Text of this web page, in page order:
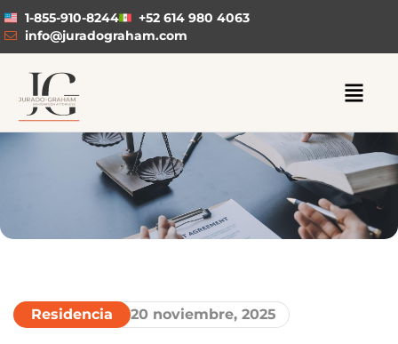
1-855-910-8244
+52 614 980 4063
info@juradograham.com
Residencia 20 noviembre, 2025